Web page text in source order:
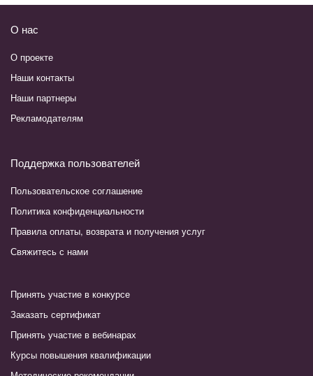
О нас
О проекте
Наши контакты
Наши партнеры
Рекламодателям
Поддержка пользователей
Пользовательское соглашение
Политика конфиденциальности
Правила оплаты, возврата и получения услуг
Свяжитесь с нами
Принять участие в конкурсе
Заказать сертификат
Принять участие в вебинарах
Курсы повышения квалификации